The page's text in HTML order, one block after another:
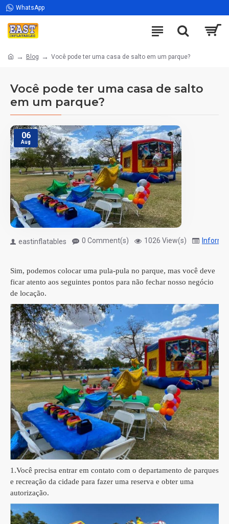
WhatsApp
Blog Você pode ter uma casa de salto em um parque?
Você pode ter uma casa de salto
em um parque?
06
Aug
eastinflatables 0 Comment(s) 1026 View(s)
Sim, podemos colocar uma pula-pula no parque, mas você deve
ficar atento aos seguintes pontos para não fechar nosso negócio
de locação.
1.Você precisa entrar em contato com o departamento de parques
e recreação da cidade para fazer uma reserva e obter uma
autorização.